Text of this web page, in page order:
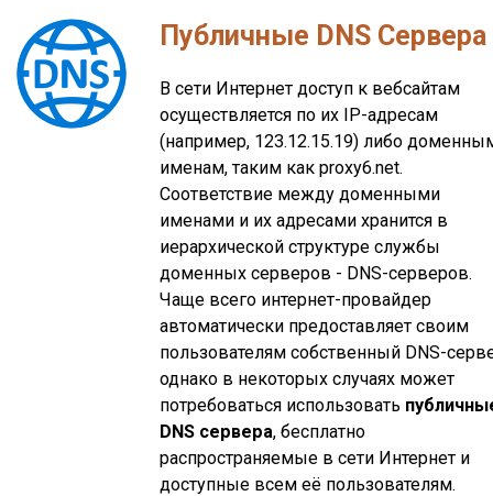
Публичные DNS Сервера
В сети Интернет доступ к вебсайтам
осуществляется по их IP-адресам
(например, 123.12.15.19) либо
именам, таким как proxy6.net.
Соответствие между доменными
именами и их адресами хранится в
иерархической структуре службы
доменных серверов - DNS-серверов.
Чаще всего интернет-провайдер
автоматически предоставляет своим
пользователям собственный DNS-
однако в некоторых случаях может
потребоваться использовать
DNS сервера, бесплатно
распространяемые в сети Интернет и
доступные всем её пользователям.